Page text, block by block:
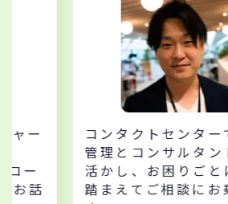
コンタクトセンターでの運用
管理とコンサルタント経験を
活かし、お困りごとに実例を
踏まえてご相談にお乗りしま